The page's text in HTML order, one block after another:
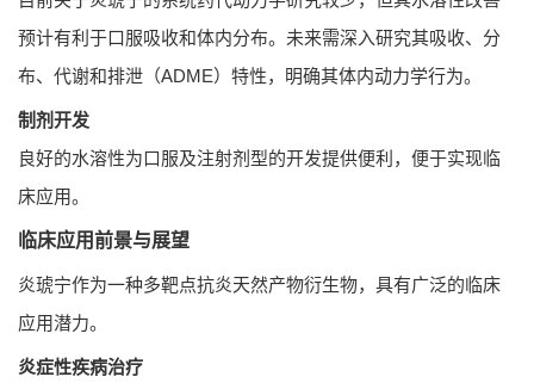
预计有利于口服吸收和体内分布。未来需深入研究其吸收、分
布、代谢和排泄（ADME）特性，明确其体内动力学行为。
制剂开发
良好的水溶性为口服及注射剂型的开发提供便利，便于实现临
床应用。
临床应用前景与展望
炎琥宁作为一种多靶点抗炎天然产物衍生物，具有广泛的临床
应用潜力。
炎症性疾病治疗